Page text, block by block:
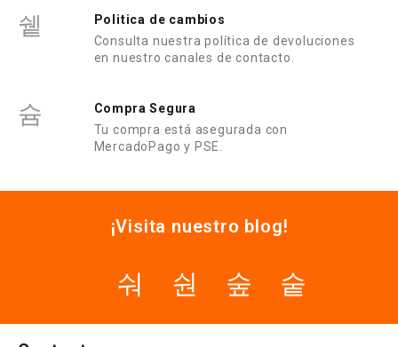
Politica de cambios
Consulta nuestra política de devoluciones
en nuestro canales de contacto.
Compra Segura
Tu compra está asegurada con
MercadoPago y PSE.
¡Visita nuestro blog!